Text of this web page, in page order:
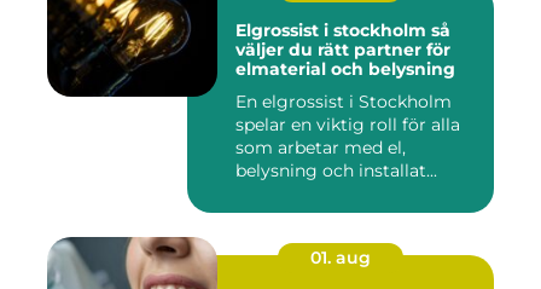
Elgrossist i stockholm så
väljer du rätt partner för
elmaterial och belysning
En elgrossist i Stockholm
spelar en viktig roll för alla
som arbetar med el,
belysning och installat...
01. aug